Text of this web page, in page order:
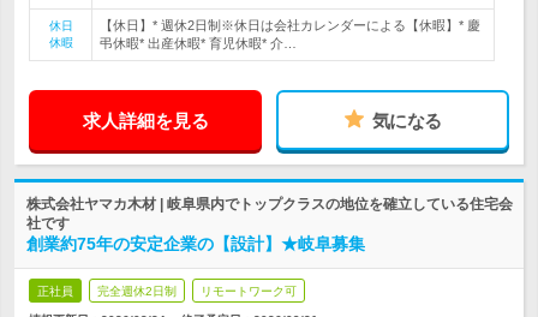
休日
休暇
【休日】* 週休2日制※休日は会社カレンダーによる【休暇】* 慶
弔休暇* 出産休暇* 育児休暇* 介…
求人詳細を見る 気になる
株式会社ヤマカ木材 | 岐阜県内でトップクラスの地位を確立している住宅会
社です
創業約75年の安定企業の【設計】★岐阜募集
正社員 完全週休2日制 リモートワーク可